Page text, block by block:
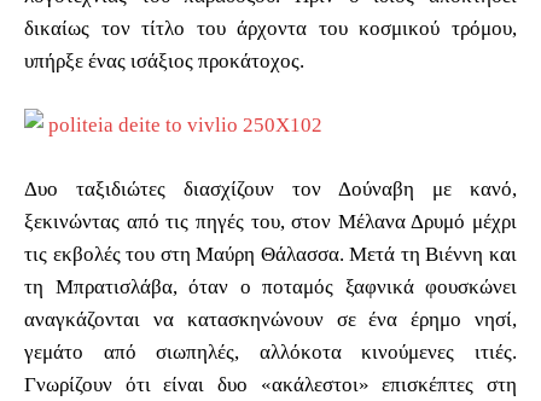
δικαίως τον τίτλο του άρχοντα του κοσμικού τρόμου,
υπήρξε ένας ισάξιος προκάτοχος.
Δυο ταξιδιώτες διασχίζουν τον Δούναβη με κανό,
ξεκινώντας από τις πηγές του, στον Μέλανα Δρυμό μέχρι
τις εκβολές του στη Μαύρη Θάλασσα. Μετά τη Βιέννη και
τη Μπρατισλάβα, όταν ο ποταμός ξαφνικά φουσκώνει
αναγκάζονται να κατασκηνώνουν σε ένα έρημο νησί,
γεμάτο από σιωπηλές, αλλόκοτα κινούμενες ιτιές.
Γνωρίζουν ότι είναι δυο «ακάλεστοι» επισκέπτες στη